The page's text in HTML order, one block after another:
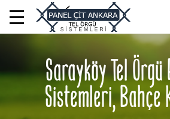
Sarayköy Tel
Sistemleri, Bahçe